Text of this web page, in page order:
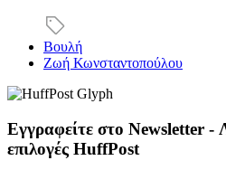
Βουλή
Ζωή Κωνσταντοπούλου
Εγγραφείτε στο Newsletter -
επιλογές HuffPost